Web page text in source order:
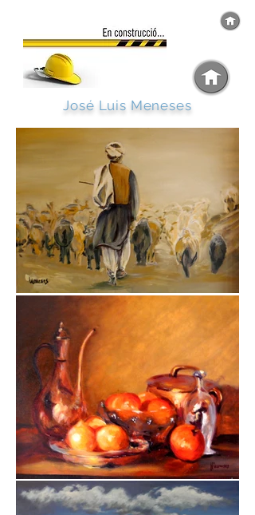
José Luis Meneses